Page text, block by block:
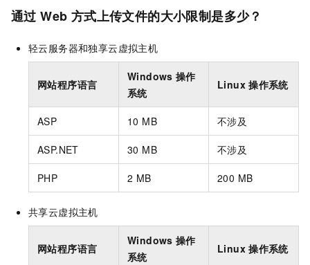
通过 Web 方式上传文件的大小限制是多少？
轻云服务器和独享云虚拟主机
网站程序语言
Windows 操作
系统
Linux 操作系统
ASP 10 MB 不涉及
ASP.NET 30 MB 不涉及
PHP 2 MB 200 MB
共享云虚拟主机
网站程序语言
Windows 操作
系统
Linux 操作系统